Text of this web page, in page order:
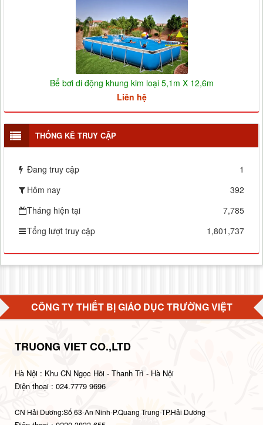
Bể bơi di động khung kim loại 5,1m X 12,6m
Liên hệ
THỐNG KÊ TRUY CẬP
Đang truy cập
1
Hôm nay
392
Tháng hiện tại
7,785
Tổng lượt truy cập
1,801,737
CÔNG TY THIẾT BỊ GIÁO DỤC TRƯỜNG VIỆT
TRUONG VIET CO.,LTD
Hà Nội : Khu CN Ngọc Hồi - Thanh Trì - Hà Nội
Điện thoại : 024.7779 9696
CN Hải Dương:Số 63-An Ninh-P.Quang Trung-TP.Hải Dương